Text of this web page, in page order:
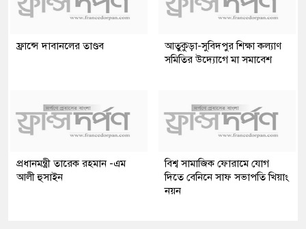
ফ্রান্সে দাবানলের তাণ্ডব
আতুকুড়া-সুবিদপুর শিক্ষা কল্যাণ
সমিতির উদ্যোগে মা সমাবেশ
প্রধানমন্ত্রী তারেক রহমান -এম
আলী হুসাইন
বিশ্ব সামাজিক ফোরামে যোগ
দিতে বেনিনে সাফ সভাপতি খিয়াং
নয়ন